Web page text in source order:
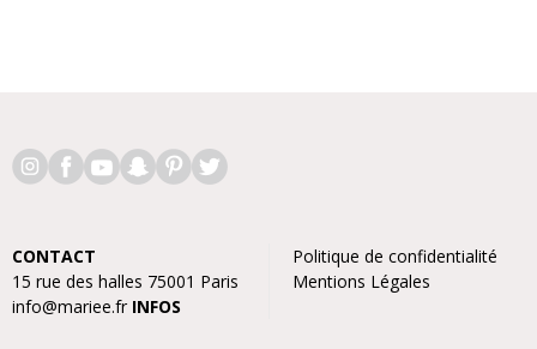
CONTACT
15 rue des halles 75001 Paris
info@mariee.fr INFOS
Politique de confidentialité
Mentions Légales